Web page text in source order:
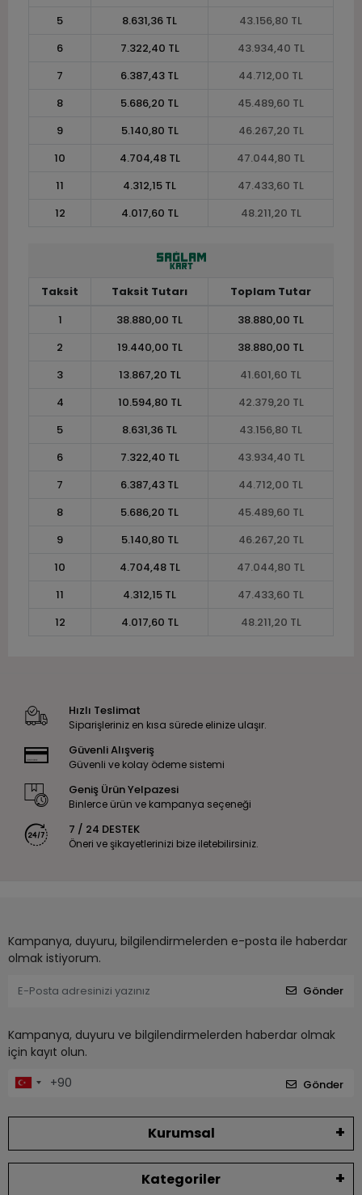
5
8.631,36 TL
43.156,80 TL
6
7.322,40 TL
43.934,40 TL
7
6.387,43 TL
44.712,00 TL
8
5.686,20 TL
45.489,60 TL
9
5.140,80 TL
46.267,20 TL
10
4.704,48 TL
47.044,80 TL
11
4.312,15 TL
47.433,60 TL
12
4.017,60 TL 48.211,20 TL
Taksit Taksit Tutarı
Toplam Tutar
1
38.880,00 TL
38.880,00 TL
2
19.440,00 TL
38.880,00 TL
3
13.867,20 TL
41.601,60 TL
4
10.594,80 TL
42.379,20 TL
5
8.631,36 TL
43.156,80 TL
6
7.322,40 TL
43.934,40 TL
7
6.387,43 TL
44.712,00 TL
8
5.686,20 TL
45.489,60 TL
9
5.140,80 TL
46.267,20 TL
10
4.704,48 TL
47.044,80 TL
11
4.312,15 TL
47.433,60 TL
12
4.017,60 TL 48.211,20 TL
Hızlı Teslimat
Siparişleriniz en kısa sürede elinize ulaşır.
Güvenli Alışveriş
Güvenli ve kolay ödeme sistemi
Geniş Ürün Yelpazesi
Binlerce ürün ve kampanya seçeneği
7 / 24 DESTEK
Öneri ve şikayetlerinizi bize iletebilirsiniz.
Kampanya, duyuru, bilgilendirmelerden e-posta ile haberdar
olmak istiyorum.
Gönder
Kampanya, duyuru ve bilgilendirmelerden haberdar olmak
için kayıt olun.
Gönder
Kurumsal
Kategoriler